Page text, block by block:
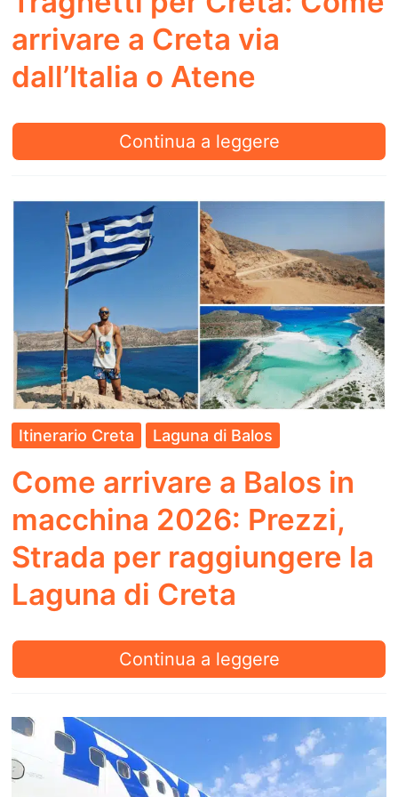
da
fare
arrivare a Creta via
dall’Italia o Atene
Traghetti
Come
arrivare
a
via
dall’Italia
o
Atene
Continua a leggere
Itinerario Creta Laguna di Balos
Come arrivare a Balos in
macchina 2026: Prezzi,
Strada per raggiungere la
Laguna di Creta
Come
a
Balos
in
macchina
Continua a leggere